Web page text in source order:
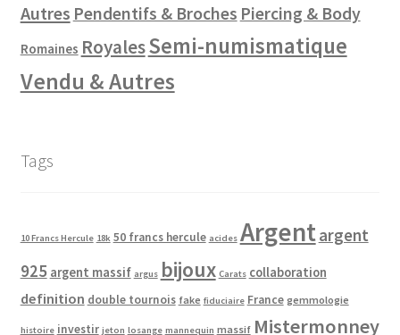
Autres Pendentifs & Broches Piercing & Body
Romaines RoyalesSemi-numismatique
Vendu & Autres
Tags
10 Francs Hercule 18k 50 francs hercule acides Argentargent
925 argent massif argus bijoux Carats collaboration
definition double tournois fake fiduciaire France gemmologie
histoire investir jeton losange mannequin massif Mistermonney